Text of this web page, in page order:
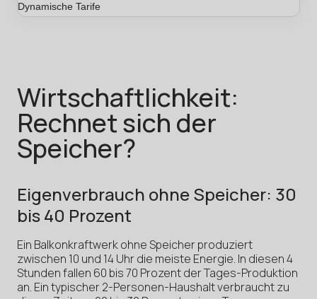
Dynamische Tarife
Wirtschaftlichkeit:
Rechnet sich der
Speicher?
Eigenverbrauch ohne Speicher: 30
bis 40 Prozent
Ein Balkonkraftwerk ohne Speicher produziert
zwischen 10 und 14 Uhr die meiste Energie. In diesen 4
Stunden fallen 60 bis 70 Prozent der Tages-Produktion
an. Ein typischer 2-Personen-Haushalt verbraucht zu